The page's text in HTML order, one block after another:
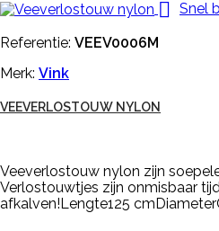
 Snel
Referentie: VEEV0006M
Merk: Vink
VEEVERLOSTOUW NYLON
Veeverlostouw nylon zijn
Verlostouwtjes zijn onmisbaar
afkalven!Lengte125